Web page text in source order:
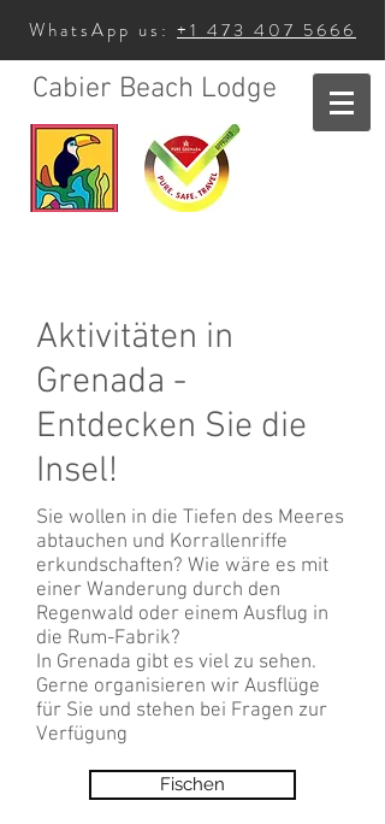
WhatsApp us: +1 473 407 5666
Cabier Beach Lodge
Aktivitäten in
Grenada -
Entdecken Sie die
Insel!
Sie wollen in die Tiefen des Meeres
abtauchen und Korrallenriffe
erkundschaften? Wie wäre es mit
einer Wanderung durch den
Regenwald oder einem Ausflug in
die Rum-Fabrik?
In Grenada gibt es viel zu sehen.
Gerne organisieren wir Ausflüge
für Sie und stehen bei Fragen zur
Verfügung
Fischen